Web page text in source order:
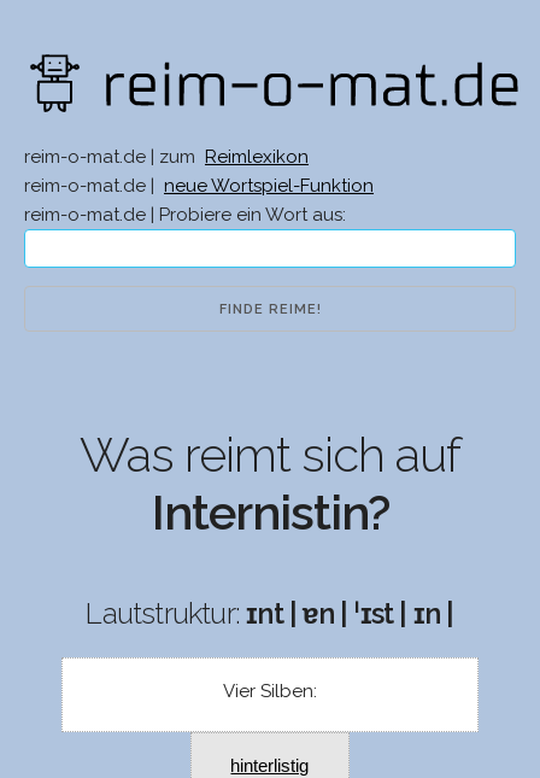
reim-o-mat.de | zum
Reimlexikon
reim-o-mat.de |
neue Wortspiel-Funktion
reim-o-mat.de | Probiere ein Wort aus:
Was reimt sich auf
Internistin?
Lautstruktur:ɪnt | ɐn | ˈɪst | ɪn |
Vier Silben:
hinterlistig